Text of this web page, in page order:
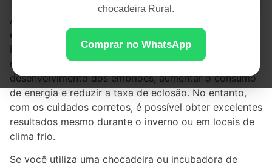
chocadeira Rural.
Comprar no WhatsApp
A incubação artificial em regiões frias exige atenção
especial ao ambiente onde a
está
instalada. Baixas temperaturas podem dificultar a
manutenção do calor necessário para o
desenvolvimento dos embriões, aumentar o consumo
de energia e reduzir a taxa de eclosão. No entanto,
com os cuidados corretos, é possível obter excelentes
resultados mesmo durante o inverno ou em locais de
clima frio.
Se você utiliza uma chocadeira ou incubadora de